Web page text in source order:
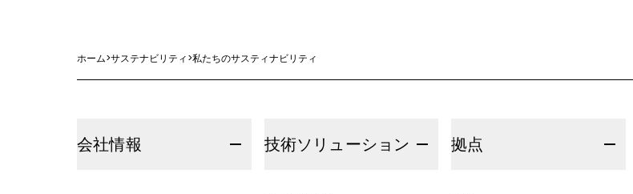
ホーム>サステナビリティ>私たちのサスティナビリティ
会社情報 技術ソリューション 拠点